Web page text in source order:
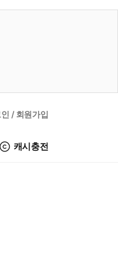
/ 회원가입
캐시충전